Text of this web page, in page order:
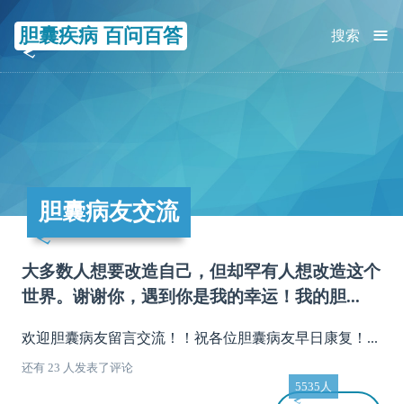
胆囊疾病 百问百答 ≡
搜索
胆囊病友交流
大多数人想要改造自己，但却罕有人想改造这个
世界。谢谢你，遇到你是我的幸运！我的胆...
欢迎胆囊病友留言交流！！祝各位胆囊病友早日康复！...
还有 23 人发表了评论
5535人